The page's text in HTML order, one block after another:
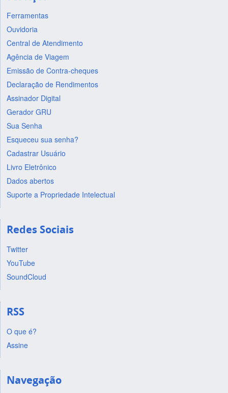
Ferramentas
Ouvidoria
Central de Atendimento
Agência de Viagem
Emissão de Contra-cheques
Declaração de Rendimentos
Assinador Digital
Gerador GRU
Sua Senha
Esqueceu sua senha?
Cadastrar Usuário
Livro Eletrônico
Dados abertos
Suporte a Propriedade Intelectual
Redes Sociais
Twitter
YouTube
SoundCloud
RSS
O que é?
Assine
Navegação